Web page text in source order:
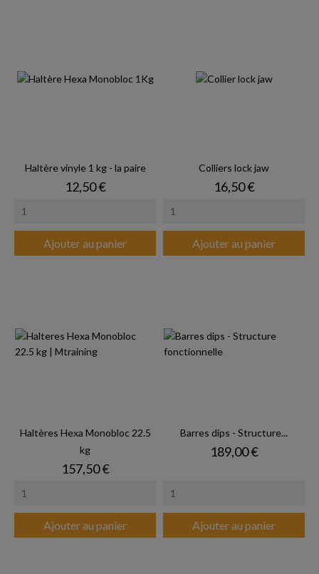
Haltère vinyle 1 kg - la paire
Prix
12,50 €
Ajouter au panier
Colliers lock jaw
Prix
16,50 €
Ajouter au panier
Haltères Hexa Monobloc 22.5
kg
Prix
157,50 €
Ajouter au panier
Barres dips - Structure...
Prix
189,00 €
Ajouter au panier